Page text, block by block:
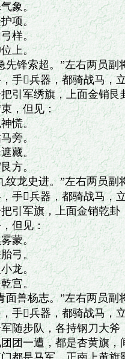
象。
项。
样。
上。
先锋索超。”左右两员副
手兵器，都骑战马，
引军绣旗，上面金销
，但见：
慌。
旁。
藏。
方。
纹龙史进。”左右两员副
手兵器，都骑战马，
引军旗，上面金销乾
但见：
蒙。
弓。
龙。
宫。
面兽杨志。”左右两员副
手兵器，都骑战马，
随步队，各持钢刀大
团一遭，都是杏黄旗